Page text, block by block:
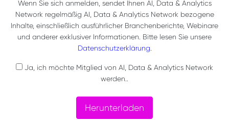
Wenn Sie sich anmelden, sendet Ihnen AI, Data & Analytics
Network regelmäßig AI, Data & Analytics Network bezogene
Inhalte, einschließlich ausführlicher Branchenberichte, Webinare
und anderer exklusiver Informationen. Bitte lesen Sie unsere
Datenschutzerklärung
Ja, ich möchte Mitglied von AI, Data & Analytics Network
werden..
Herunterladen